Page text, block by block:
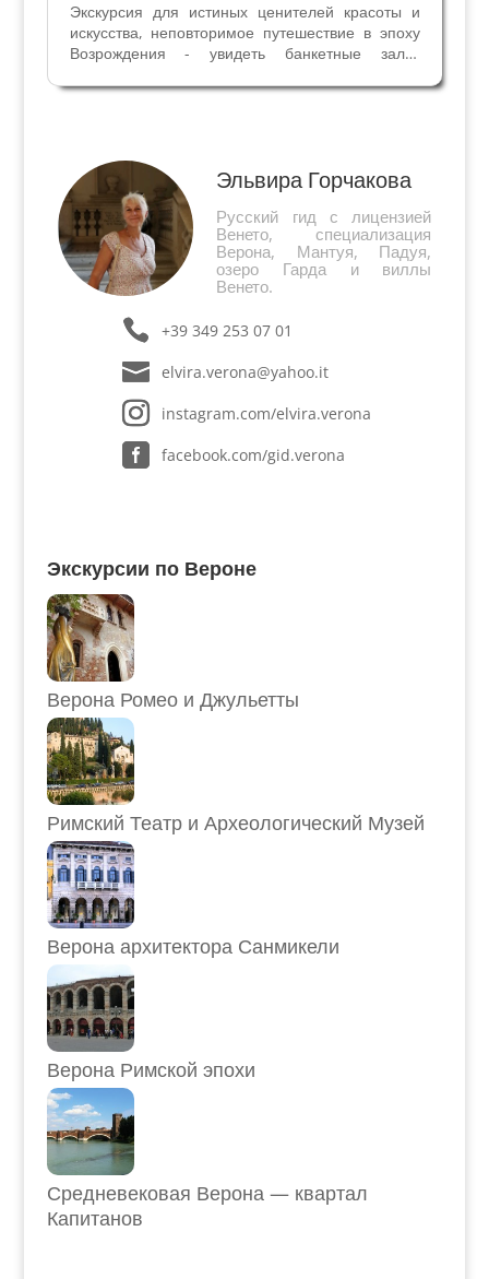
Экскурсия для истиных ценителей красоты и
искусства, неповторимое путешествие в эпоху
Возрождения - увидеть банкетные залы,
где отдыхали и развлекались Герцоги, принцы,
Эльвира Горчакова
Русский гид с лицензией
Венето, специализация
Верона, Мантуя, Падуя,
озеро Гарда и виллы
Венето.
+39 349 253 07 01
elvira.verona@yahoo.it
instagram.com/elvira.verona
facebook.com/gid.verona
Экскурсии по Вероне
Верона Ромео и Джульетты
Римский Театр и Археологический Музей
Верона архитектора Санмикели
Верона Римской эпохи
Средневековая Верона — квартал
Капитанов